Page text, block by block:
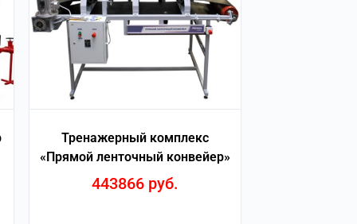
Тренажерный комплекс
«Прямой ленточный конвейер»
443866 руб.